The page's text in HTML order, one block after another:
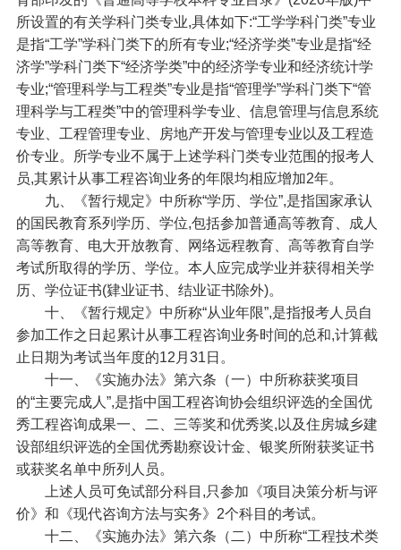
所设置的有关学科门类专业,具体如下:“工学学科门类”专业
是指“工学”学科门类下的所有专业;“经济学类”专业是指“经
济学”学科门类下“经济学类”中的经济学专业和经济统计学
专业;“管理科学与工程类”专业是指“管理学”学科门类下“管
理科学与工程类”中的管理科学专业、信息管理与信息系统
专业、工程管理专业、房地产开发与管理专业以及工程造
价专业。所学专业不属于上述学科门类专业范围的报考人
员,其累计从事工程咨询业务的年限均相应增加2年。
九、《暂行规定》中所称“学历、学位”,是指国家承认
的国民教育系列学历、学位,包括参加普通高等教育、成人
高等教育、电大开放教育、网络远程教育、高等教育自学
考试所取得的学历、学位。本人应完成学业并获得相关学
历、学位证书(肄业证书、结业证书除外)。
十、《暂行规定》中所称“从业年限”,是指报考人员自
参加工作之日起累计从事工程咨询业务时间的总和,计算截
止日期为考试当年度的12月31日。
十一、《实施办法》第六条（一）中所称获奖项目
的“主要完成人”,是指中国工程咨询协会组织评选的全国优
秀工程咨询成果一、二、三等奖和优秀奖,以及住房城乡建
设部组织评选的全国优秀勘察设计金、银奖所附获奖证书
或获奖名单中所列人员。
上述人员可免试部分科目,只参加《项目决策分析与评
价》和《现代咨询方法与实务》2个科目的考试。
十二、《实施办法》第六条（二）中所称“工程技术类